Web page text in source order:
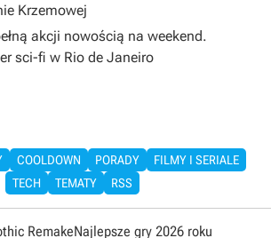
Krzemowej
akcji nowością na weekend.
sci-fi w Rio de Janeiro
COOLDOWN PORADY
FILMY I SERIALE
TECH
TEMATY RSS
RemakeNajlepsze gry 2026 roku